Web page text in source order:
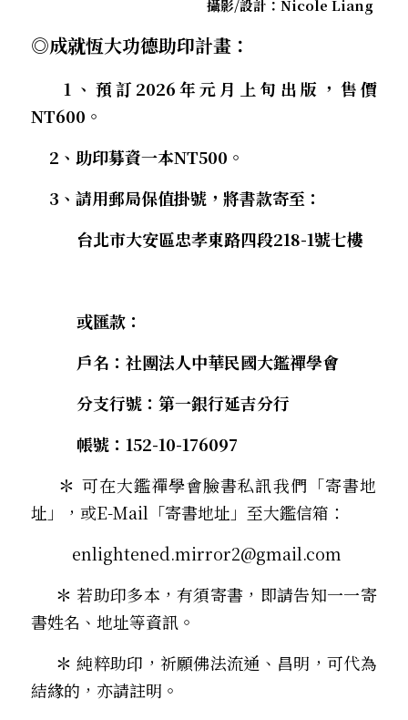
．中古世紀的殉道者
．聽聽，隔山的道人！
攝影/設計：Nicole Liang
◎成就恆大功德助印計畫：
1、預訂2026年元月上旬出版，售價
NT600。
    2、助印募資一本NT500。
    3、請用郵局保值掛號，將書款寄至：
          台北市大安區忠孝東路四段218-1號七樓
          或匯款：
          戶名：社團法人中華民國大鑑禪學會
          分支行號：第一銀行延吉分行
          帳號：152-10-176097
     ＊
可在大鑑禪學會臉書私訊我們「寄書地
址」，或E-Mail「寄書地址」至大鑑信箱：
         enlightened.mirror2@gmail.com
     ＊
若助印多本，有須寄書，即請告知一一寄
書姓名、地址等資訊。
     ＊
純粹助印，祈願佛法流通、昌明，可代為
結緣的，亦請註明。